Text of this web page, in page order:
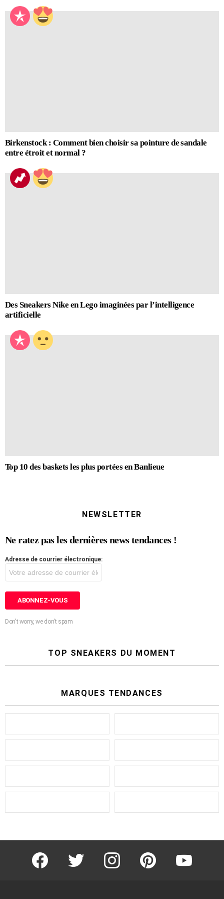
Birkenstock : Comment bien choisir sa pointure de sandale
entre étroit et normal ?
Des Sneakers Nike en Lego imaginées par l’intelligence
artificielle
Top 10 des baskets les plus portées en Banlieue
NEWSLETTER
Ne ratez pas les dernières news tendances !
Adresse de courrier électronique:
Don't worry, we don't spam
TOP SNEAKERS DU MOMENT
MARQUES TENDANCES
facebook twitter instagram pinterest youtube